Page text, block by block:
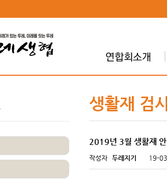
생활재 검
2019년 3월 생활재
작성자 두레지기 19-